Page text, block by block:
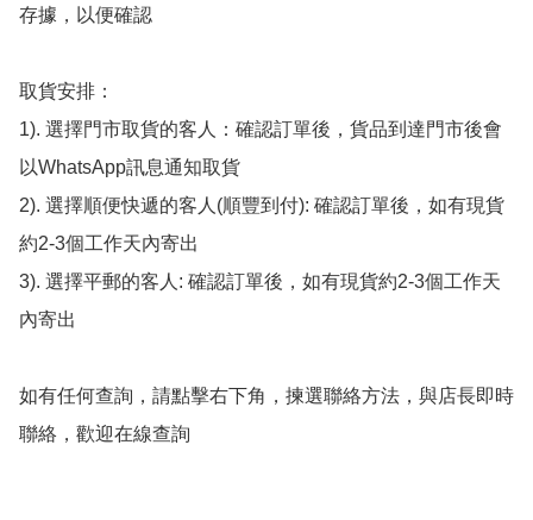
存據，以便確認
取貨安排：
1). 選擇門市取貨的客人：確認訂單後，貨品到達門市後會
以WhatsApp訊息通知取貨
2). 選擇順便快遞的客人(順豐到付): 確認訂單後，如有現貨
約2-3個工作天內寄出
3). 選擇平郵的客人: 確認訂單後，如有現貨約2-3個工作天
內寄出
如有任何查詢，請點擊右下角，揀選聯絡方法，與店長即時
聯絡，歡迎在線查詢